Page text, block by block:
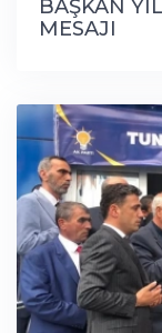
BAŞKAN
MESAJI